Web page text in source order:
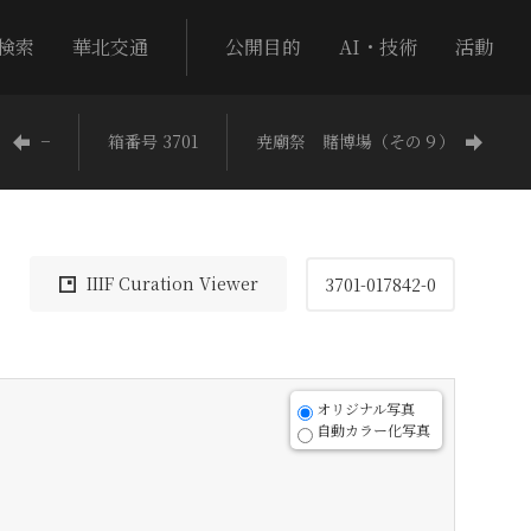
索 華北交通 公開目的 AI・技術 活動
− 箱番号 3701 尭廟祭 賭博場（その９）
IIIF Curation Viewer 3701-017842-0
オリジナル写真
自動カラー化写真